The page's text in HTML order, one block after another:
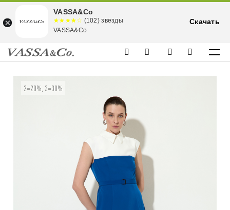
2=20%, 3=30%
VASSA&Co
☆☆☆☆☆
★★★★
★
(102) звезды
VASSA&Co
Скачать